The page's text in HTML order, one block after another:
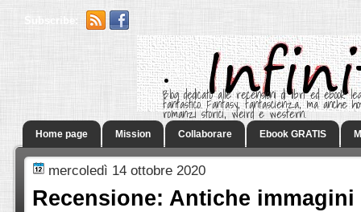
Subscribe:
.
Blog dedicato alle recensioni di libri ed ebook
fantastico. Fantasy, fantascienza, ma anche
romanzi storici, weird e western.
Home page Mission Collaborare Ebook GRATIS
mercoledì 14 ottobre 2020
Recensione: Antiche immagini